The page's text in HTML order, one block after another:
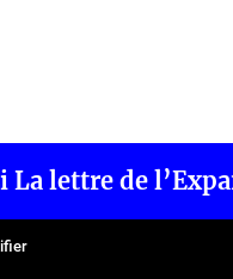
La lettre de